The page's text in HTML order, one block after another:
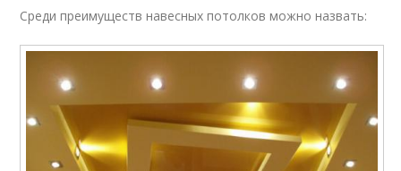
Среди преимуществ навесных потолков можно назвать: